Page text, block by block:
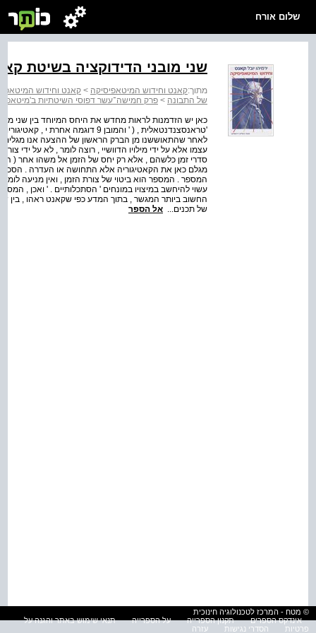
שלום אורח
שני מובני הדידוקציה בשיטת
מתוך:קאנט וחידוש המיטאפיסיקה > קאנט וחידוש
של התבונה > פרק חמישה־עשר דפוסי השיטתיות
כאן יש הזדמנות לראות מחדש את היחס המיוחד בין שני
'טראנסצנדנטאלית , ( ' והמובן 9
לאחר שהתאוששנו מן הברק הראשון של ההצעה אנו
סדרי זמן כלשהם , אלא רק יחס של הזמן אל משהו אחר (
מגלם כאן את הקאטיגוריה אלא התחושה או העדרה .
המספר . המספר הוא ביטוי של צורת הזמן , ואין מניעה
עשוי להיחשב במיצויו במונחים ' הסתכלותיים . ' ואכן ,
החשוב ביותר המגשר , בתוך המדע כפי שקאנט ראהו , בין
של תכנים... אל הספר
© מטח - המרכז לטכנולוגיה חינוכית
אינדקס הספרים
תקנון הספרייה על הספרייה
תנאי שימוש באתר והגנה על
פרטיות
הסדרי נגישות עזרה